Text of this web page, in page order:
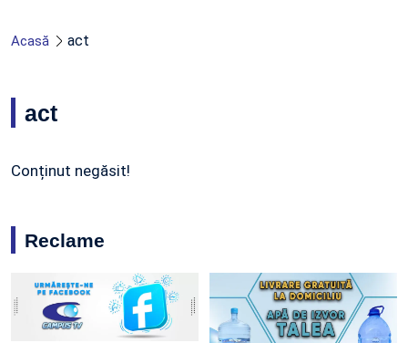
Acasă act
act
Conținut negăsit!
Reclame